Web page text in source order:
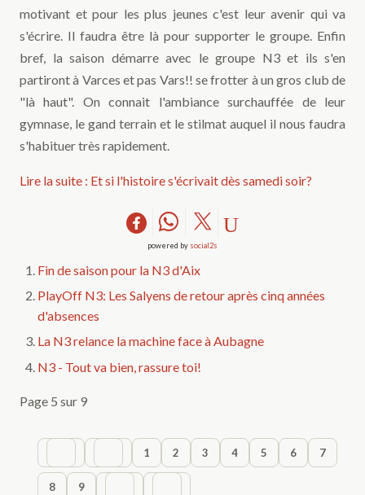
motivant et pour les plus jeunes c'est leur avenir qui va
s'écrire. Il faudra être là pour supporter le groupe. Enfin
bref, la saison démarre avec le groupe N3 et ils s'en
partiront à Varces et pas Vars!! se frotter à un gros club de
"là haut". On connait l'ambiance surchauffée de leur
gymnase, le gand terrain et le stilmat auquel il nous faudra
s'habituer très rapidement.
Lire la suite : Et si l'histoire s'écrivait dès samedi soir?
powered by social2s
Fin de saison pour la N3 d'Aix
PlayOff N3: Les Salyens de retour après cinq années
d'absences
La N3 relance la machine face à Aubagne
N3 - Tout va bien, rassure toi!
Page 5 sur 9
1 2 3 4 5 6 7
8 9